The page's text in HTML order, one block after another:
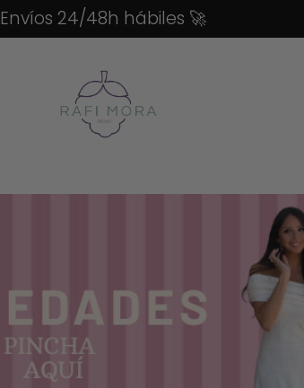
Envíos 24/48h hábiles 🚀